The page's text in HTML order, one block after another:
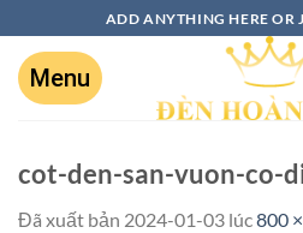
ADD ANYTHING HERE OR
cot-den-san-vuon-co-
Đã xuất bản 2024-01-03 lúc800